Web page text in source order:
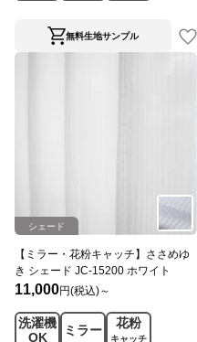
無料生地サンプル
シェード
【ミラー・花粉キャッチ】ささめゆ
き シェード JC-15200 ホワイト
11,000円(税込)～
洗濯機
OK
ミラー 花粉
キャッチ